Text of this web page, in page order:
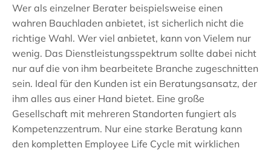
Wer als einzelner Berater beispielsweise einen
wahren Bauchladen anbietet, ist sicherlich nicht die
richtige Wahl. Wer viel anbietet, kann von Vielem nur
wenig. Das Dienstleistungsspektrum sollte dabei nicht
nur auf die von ihm bearbeitete Branche zugeschnitten
sein. Ideal für den Kunden ist ein Beratungsansatz, der
ihm alles aus einer Hand bietet. Eine große
Gesellschaft mit mehreren Standorten fungiert als
Kompetenzzentrum. Nur eine starke Beratung kann
den kompletten Employee Life Cycle mit wirklichen